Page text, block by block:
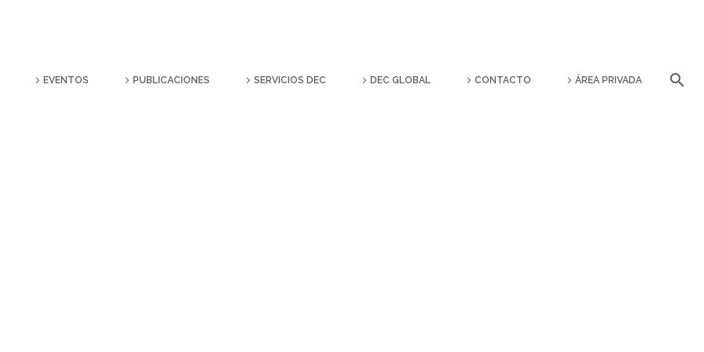
EVENTOS PUBLICACIONES SERVICIOS DEC DEC GLOBAL CONTACTO ÁREA PRIVADA